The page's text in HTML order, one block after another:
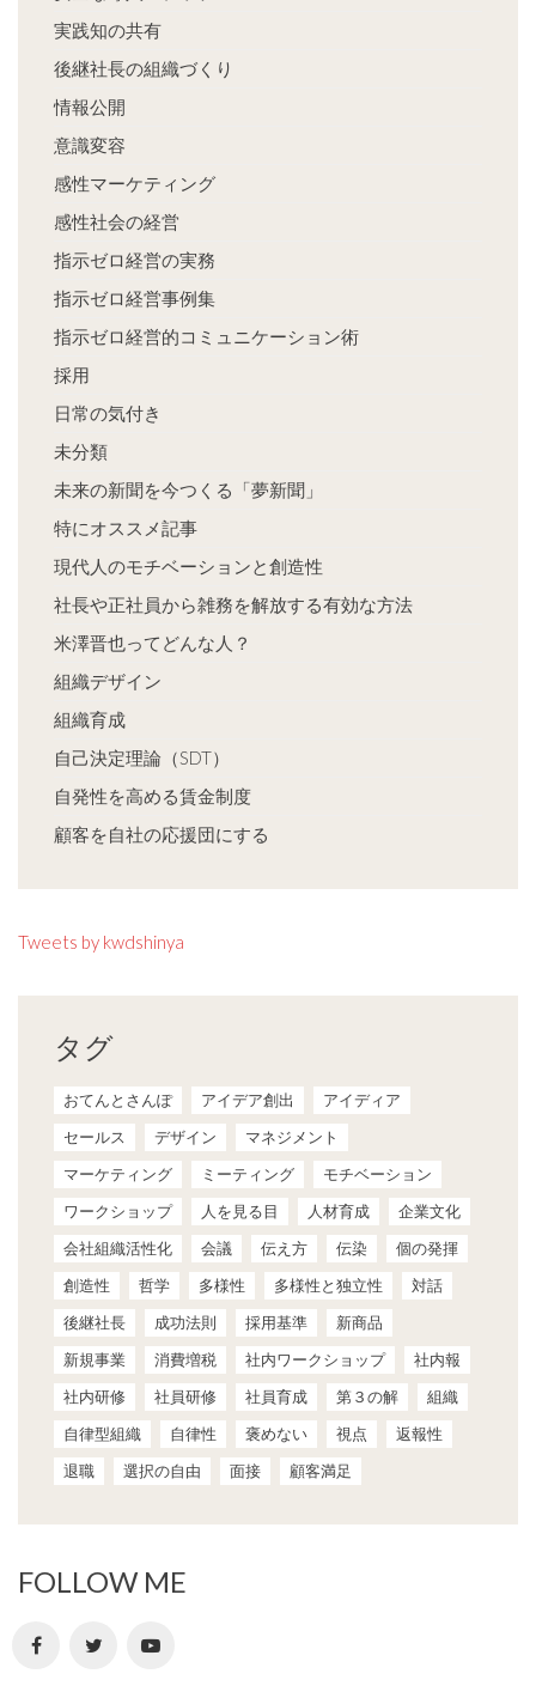
実践知の共有
後継社長の組織づくり
情報公開
意識変容
感性マーケティング
感性社会の経営
指示ゼロ経営の実務
指示ゼロ経営事例集
指示ゼロ経営的コミュニケーション術
採用
日常の気付き
未分類
未来の新聞を今つくる「夢新聞」
特にオススメ記事
現代人のモチベーションと創造性
社長や正社員から雑務を解放する有効な方法
米澤晋也ってどんな人？
組織デザイン
組織育成
自己決定理論（SDT）
自発性を高める賃金制度
顧客を自社の応援団にする
Tweets by kwdshinya
タグ
おてんとさんぽ アイデア創出
アイディア
セールス
デザイン
マネジメント
マーケティング
ミーティング
モチベーション
ワークショップ
人を見る目 人材育成
企業文化
会社組織活性化
会議 伝え方 伝染
個の発揮
創造性
哲学 多様性 多様性と独立性
対話
後継社長
成功法則 採用基準
新商品
新規事業
消費増税 社内ワークショップ
社内報
社内研修
社員研修 社員育成 第３の解
組織
自律型組織
自律性 褒めない 視点
返報性
退職
選択の自由 面接 顧客満足
FOLLOW ME